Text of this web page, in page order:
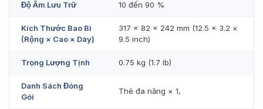
Độ Ẩm Lưu Trữ 10 đến 90 %
Kích Thước Bao Bì
(Rộng × Cao × Dày)
317 × 82 × 242 mm (12.5 × 3.2 ×
9.5 inch)
Trọng Lượng Tịnh 0.75 kg (1.7 lb)
Danh Sách Đóng
Gói
Thẻ đa năng × 1,